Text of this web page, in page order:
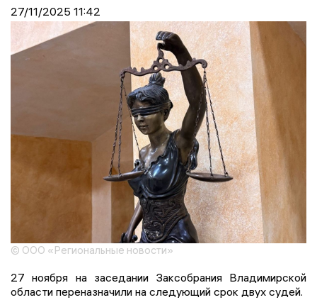
27/11/2025 11:42
© ООО «Региональные новости»
27 ноября на заседании Заксобрания Владимирской
области переназначили на следующий срок двух судей.